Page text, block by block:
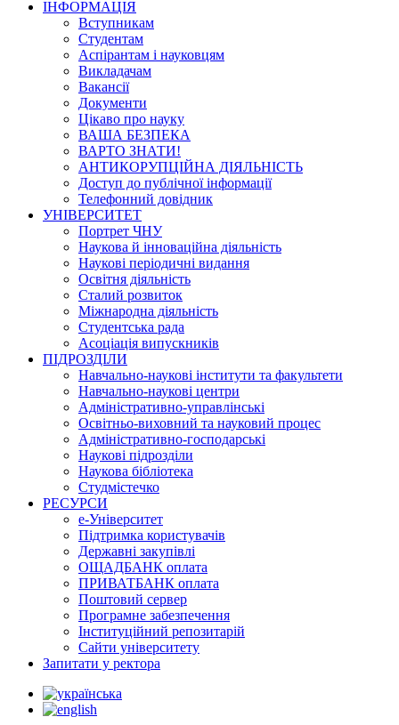
ІНФОРМАЦІЯ
Вступникам
Студентам
Аспірантам і науковцям
Викладачам
Вакансії
Документи
Цікаво про науку
ВАША БЕЗПЕКА
ВАРТО ЗНАТИ!
АНТИКОРУПЦІЙНА ДІЯЛЬНІСТЬ
Доступ до публічної інформації
Телефонний довідник
УНІВЕРСИТЕТ
Портрет ЧНУ
Наукова й інноваційна діяльність
Наукові періодичні видання
Освітня діяльність
Сталий розвиток
Міжнародна діяльність
Студентська рада
Асоціація випускників
ПІДРОЗДІЛИ
Навчально-наукові інститути та факультети
Навчально-наукові центри
Адміністративно-управлінські
Освітньо-виховний та науковий процес
Адміністративно-господарські
Наукові підрозділи
Наукова бібліотека
Студмістечко
РЕСУРСИ
е-Університет
Підтримка користувачів
Державні закупівлі
ОЩАДБАНК оплата
ПРИВАТБАНК оплата
Поштовий сервер
Програмне забезпечення
Інституційний репозитарій
Сайти університету
Запитати у ректора